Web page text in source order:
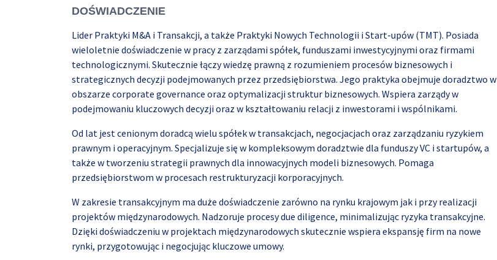
DOŚWIADCZENIE
Lider Praktyki M&A i Transakcji, a także Praktyki Nowych Technologii i Start-upów (TMT). Posiada
wieloletnie doświadczenie w pracy z zarządami spółek, funduszami inwestycyjnymi oraz firmami
technologicznymi. Skutecznie łączy wiedzę prawną z rozumieniem procesów biznesowych i
strategicznych decyzji podejmowanych przez przedsiębiorstwa. Jego praktyka obejmuje doradztwo w
obszarze corporate governance oraz optymalizacji struktur biznesowych. Wspiera zarządy w
podejmowaniu kluczowych decyzji oraz w kształtowaniu relacji z inwestorami i wspólnikami.
Od lat jest cenionym doradcą wielu spółek w transakcjach, negocjacjach oraz zarządzaniu ryzykiem
prawnym i operacyjnym. Specjalizuje się w kompleksowym doradztwie dla funduszy VC i startupów, a
także w tworzeniu strategii prawnych dla innowacyjnych modeli biznesowych. Pomaga
przedsiębiorstwom w procesach restrukturyzacji korporacyjnych.
W zakresie transakcyjnym ma duże doświadczenie zarówno na rynku krajowym jak i przy realizacji
projektów międzynarodowych. Nadzoruje procesy due diligence, minimalizując ryzyka transakcyjne.
Dzięki doświadczeniu w projektach międzynarodowych skutecznie wspiera ekspansję firm na nowe
rynki, przygotowując i negocjując kluczowe umowy.